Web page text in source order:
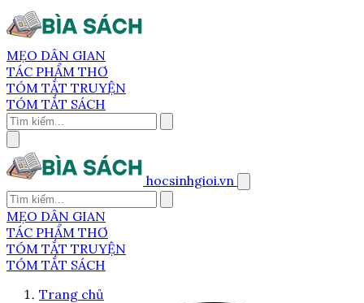
MẸO DÂN GIAN
TÁC PHẨM THƠ
TÓM TẮT TRUYỆN
TÓM TẮT SÁCH
hocsinhgioi.vn
MẸO DÂN GIAN
TÁC PHẨM THƠ
TÓM TẮT TRUYỆN
TÓM TẮT SÁCH
Trang chủ